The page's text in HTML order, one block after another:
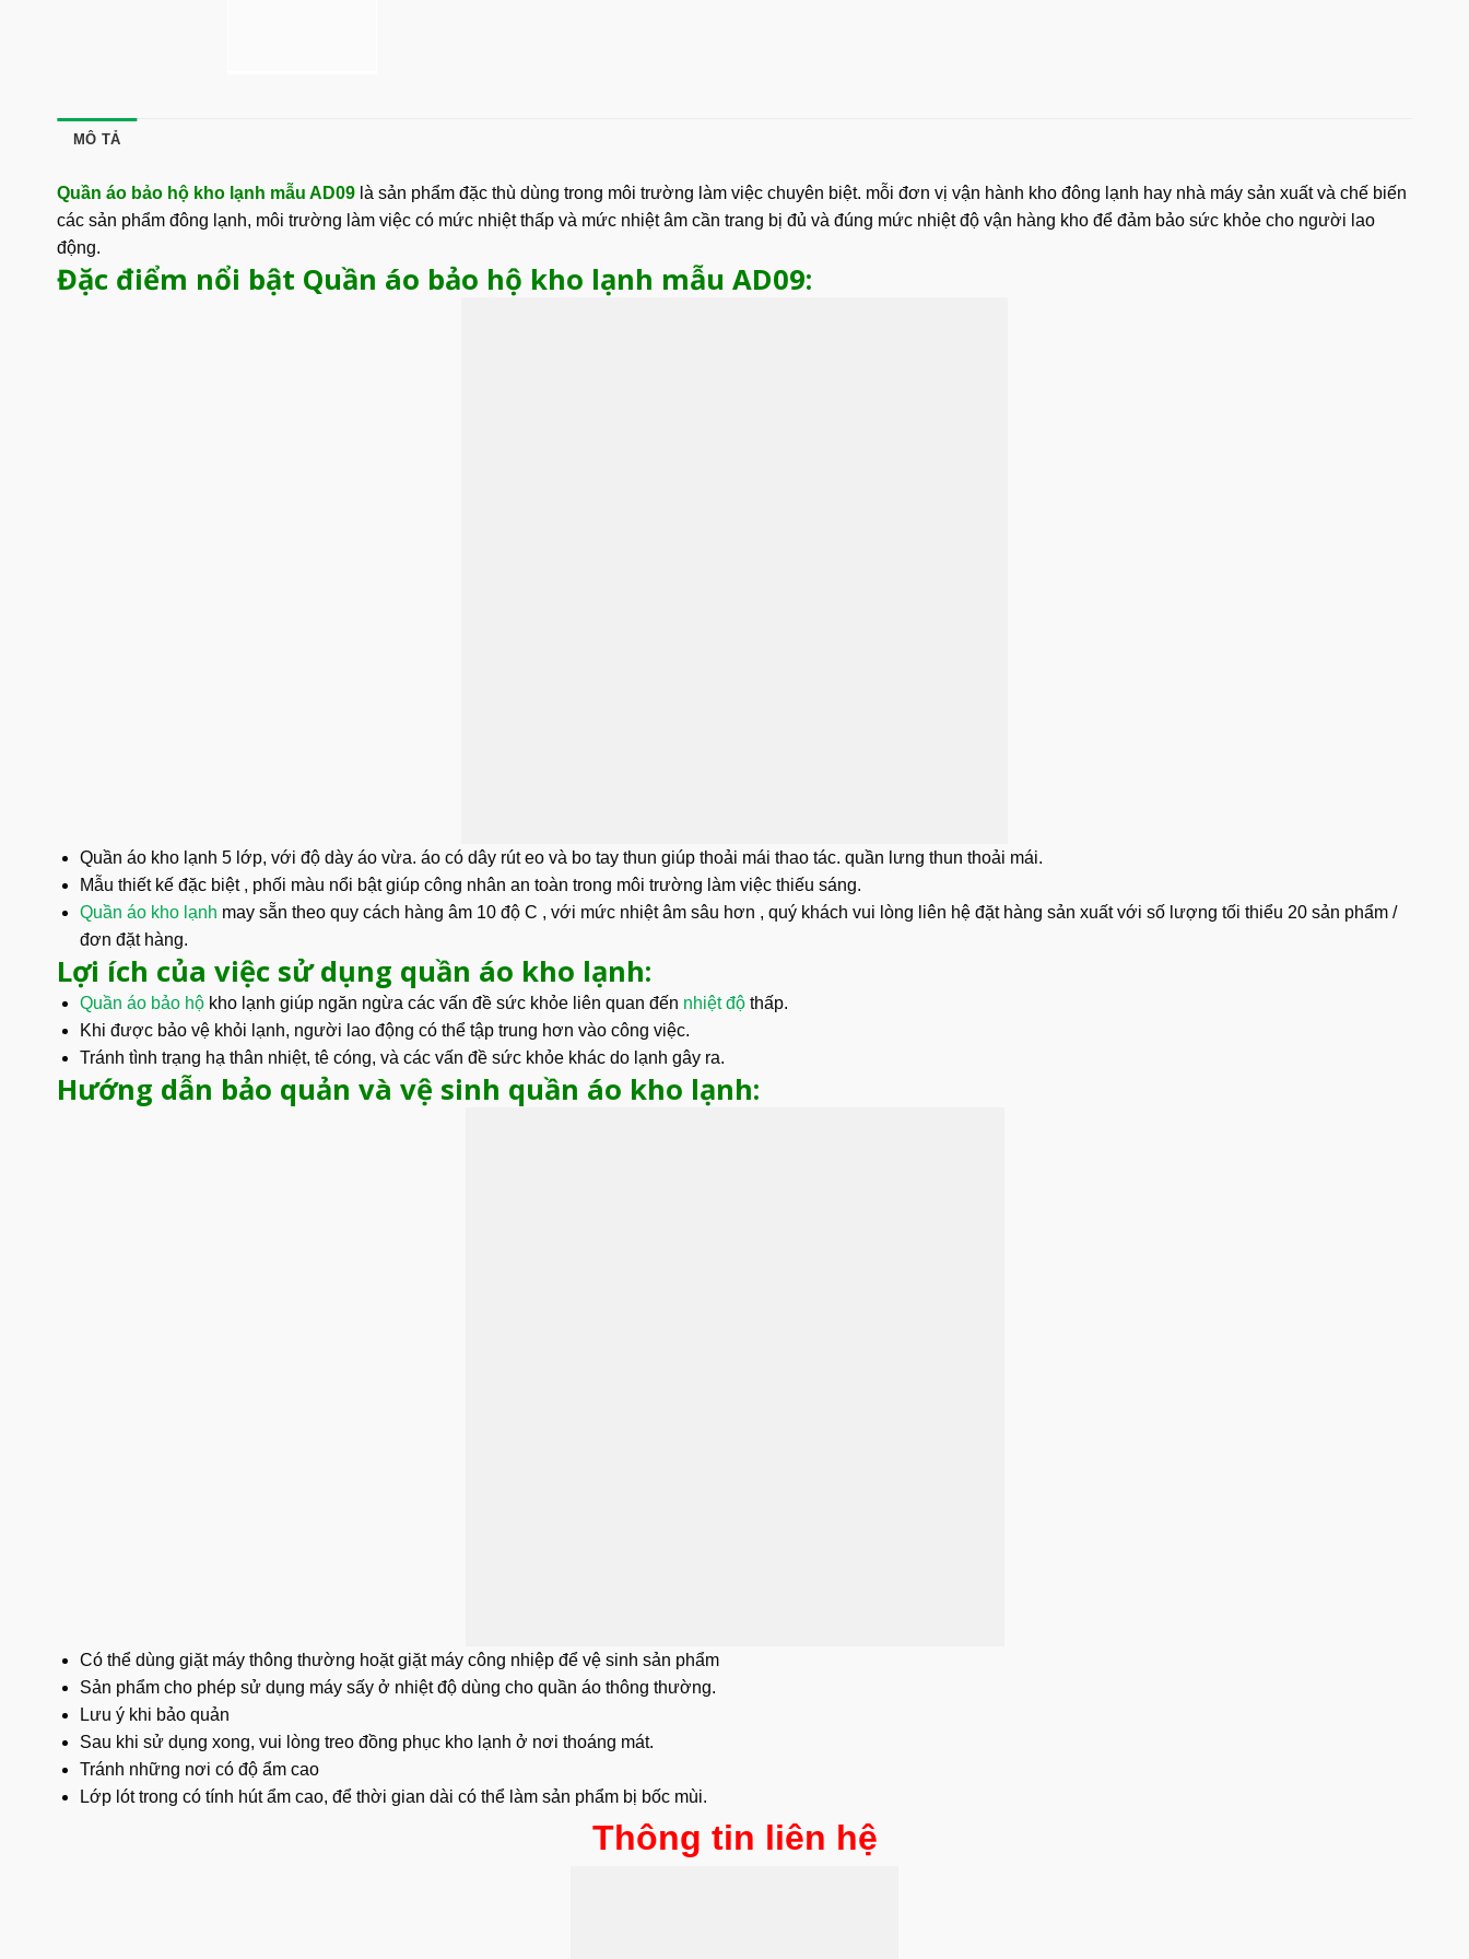
MÔ TẢ
Quần áo bảo hộ kho lạnh mẫu AD09 là sản phẩm đặc thù dùng trong môi trường làm việc chuyên biệt. mỗi đơn vị vận hành kho đông lạnh hay nhà máy sản xuất và chế biến
các sản phẩm đông lạnh, môi trường làm việc có mức nhiệt thấp và mức nhiệt âm cần trang bị đủ và đúng mức nhiệt độ vận hàng kho để đảm bảo sức khỏe cho người lao
động.
Đặc điểm nổi bật Quần áo bảo hộ kho lạnh mẫu AD09:
Quần áo kho lạnh 5 lớp, với độ dày áo vừa. áo có dây rút eo và bo tay thun giúp thoải mái thao tác. quần lưng thun thoải mái.
Mẫu thiết kế đặc biệt , phối màu nổi bật giúp công nhân an toàn trong môi trường làm việc thiếu sáng.
Quần áo kho lạnh may sẵn theo quy cách hàng âm 10 độ C , với mức nhiệt âm sâu hơn , quý khách vui lòng liên hệ đặt hàng sản xuất với số lượng tối thiểu 20 sản phẩm /
đơn đặt hàng.
Lợi ích của việc sử dụng quần áo kho lạnh:
Quần áo bảo hộkho lạnh giúp ngăn ngừa các vấn đề sức khỏe liên quan đến nhiệt độthấp.
Khi được bảo vệ khỏi lạnh, người lao động có thể tập trung hơn vào công việc.
Tránh tình trạng hạ thân nhiệt, tê cóng, và các vấn đề sức khỏe khác do lạnh gây ra.
Hướng dẫn bảo quản và vệ sinh quần áo kho lạnh:
Có thể dùng giặt máy thông thường hoặt giặt máy công nhiệp để vệ sinh sản phẩm
Sản phẩm cho phép sử dụng máy sấy ở nhiệt độ dùng cho quần áo thông thường.
Lưu ý khi bảo quản
Sau khi sử dụng xong, vui lòng treo đồng phục kho lạnh ở nơi thoáng mát.
Tránh những nơi có độ ẩm cao
Lớp lót trong có tính hút ẩm cao, để thời gian dài có thể làm sản phẩm bị bốc mùi.
Thông tin liên hệ